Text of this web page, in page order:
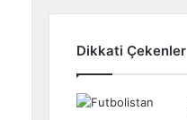
Dikkati Çekenler